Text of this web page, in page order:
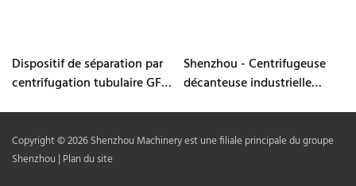
Dispositif de séparation par
centrifugation tubulaire GF à
Shenzhou - Centrifugeuse
décanteuse industrielle
centrifugeuse décanteuse et
Copyright © 2026 Shenzhou Machinery est une filiale principale du groupe
Shenzhou | Plan du site